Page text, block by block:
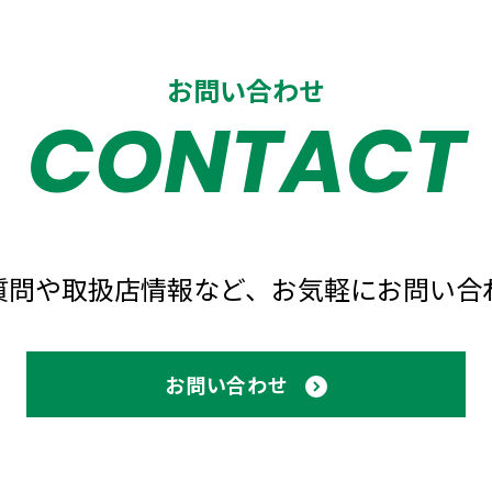
お問い合わせ
CONTACT
や取扱店情報など、 お気軽にお問い合
お問い合わせ